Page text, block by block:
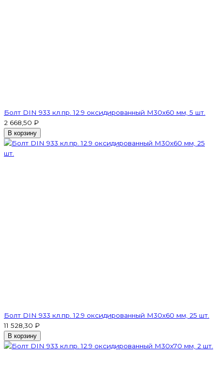
Болт DIN 933 кл.пр. 12.9 оксидированный M30х60 мм, 5 шт.
2 668,50 ₽
В корзину
Болт DIN 933 кл.пр. 12.9 оксидированный M30х60 мм, 25 шт.
11 528,30 ₽
В корзину